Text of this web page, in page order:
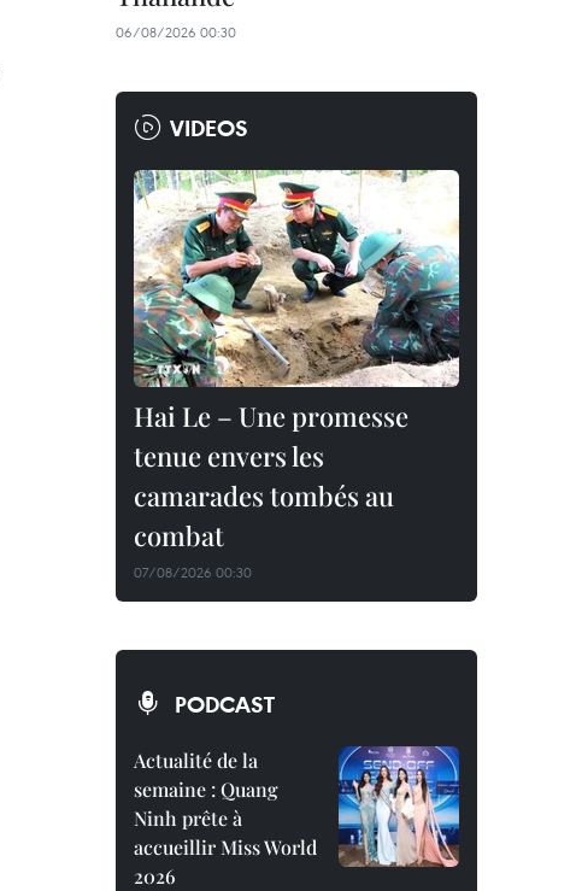
06/08/2026 00:30
VIDEOS
Hai Le – Une promesse
tenue envers les
camarades tombés au
combat
07/08/2026 00:30
PODCAST
Actualité de la
semaine : Quang
Ninh prête à
accueillir Miss World
2026